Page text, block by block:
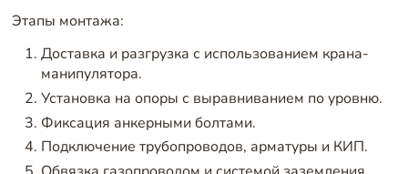
Этапы монтажа:
Доставка и разгрузка с использованием крана-
манипулятора.
Установка на опоры с выравниванием по уровню.
Фиксация анкерными болтами.
Подключение трубопроводов, арматуры и КИП.